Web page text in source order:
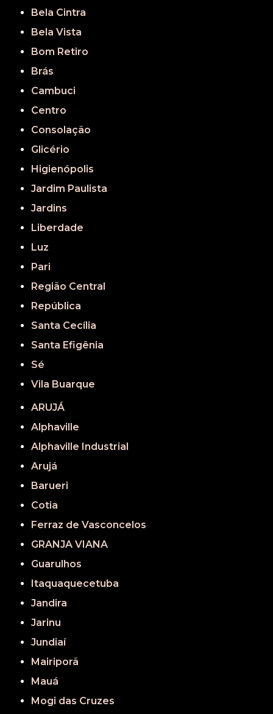
Bela Cintra
Bela Vista
Bom Retiro
Brás
Cambuci
Centro
Consolação
Glicério
Higienópolis
Jardim Paulista
Jardins
Liberdade
Luz
Pari
Região Central
República
Santa Cecília
Santa Efigênia
Sé
Vila Buarque
ARUJÁ
Alphaville
Alphaville Industrial
Arujá
Barueri
Cotia
Ferraz de Vasconcelos
GRANJA VIANA
Guarulhos
Itaquaquecetuba
Jandira
Jarinu
Jundiaí
Mairiporã
Mauá
Mogi das Cruzes